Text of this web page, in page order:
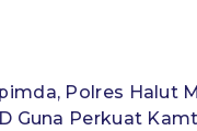
Polres Halut
Guna Perkuat